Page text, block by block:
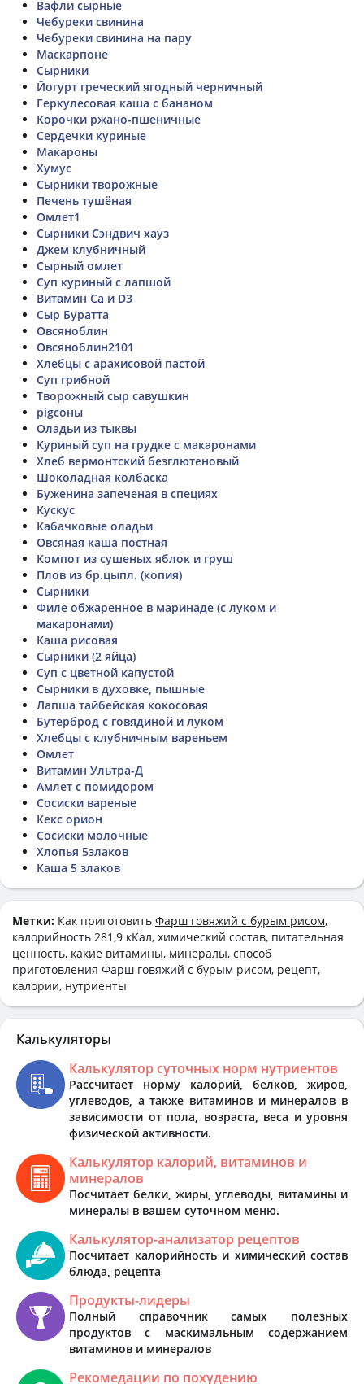
Вафли сырные
Чебуреки свинина
Чебуреки свинина на пару
Маскарпоне
Сырники
Йогурт греческий ягодный черничный
Геркулесовая каша с бананом
Корочки ржано-пшеничные
Сердечки куриные
Макароны
Хумус
Сырники творожные
Печень тушёная
Омлет1
Сырники Сэндвич хауз
Джем клубничный
Сырный омлет
Суп куриный с лапшой
Витамин Ca и D3
Сыр Буратта
Овсяноблин
Овсяноблин2101
Хлебцы с арахисовой пастой
Суп грибной
Творожный сыр савушкин
pigсоны
Оладьи из тыквы
Куриный суп на грудке с макаронами
Хлеб вермонтский безглютеновый
Шоколадная колбаска
Буженина запеченая в специях
Кускус
Кабачковые оладьи
Овсяная каша постная
Компот из сушеных яблок и груш
Плов из бр.цыпл. (копия)
Сырники
Филе обжаренное в маринаде (с луком и
макаронами)
Каша рисовая
Сырники (2 яйца)
Суп с цветной капустой
Сырники в духовке, пышные
Лапша тайбейская кокосовая
Бутерброд с говядиной и луком
Хлебцы с клубничным вареньем
Омлет
Витамин Ультра-Д
Амлет с помидором
Сосиски вареные
Кекс орион
Сосиски молочные
Хлопья 5злаков
Каша 5 злаков
Метки: Как приготовить Фарш говяжий с бурым рисом,
калорийность 281,9 кКал, химический состав, питательная
ценность, какие витамины, минералы, способ
приготовления Фарш говяжий с бурым рисом, рецепт,
калории, нутриенты
Калькуляторы
Калькулятор суточных норм нутриентов
Рассчитает норму калорий, белков, жиров,
углеводов, а также витаминов и минералов в
зависимости от пола, возраста, веса и уровня
физической активности.
Калькулятор калорий, витаминов и
минералов
Посчитает белки, жиры, углеводы, витамины и
минералы в вашем суточном меню.
Калькулятор-анализатор рецептов
Посчитает калорийность и химический состав
блюда, рецепта
Продукты-лидеры
Полный справочник самых полезных
продуктов с маскимальным содержанием
витаминов и минералов
Рекомедации по похудению